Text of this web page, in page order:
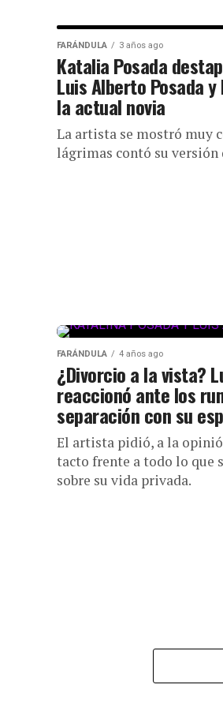
FARÁNDULA 3 años ago
Katalia Posada
Luis Alberto Posada
la actual novia
La artista se mostró muy
lágrimas contó su versión
FARÁNDULA 4 años ago
¿Divorcio a la vista?
reaccionó ante los
separación con su
El artista pidió, a la
tacto frente a todo lo que
sobre su vida privada.